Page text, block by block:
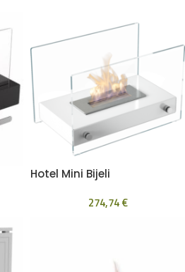
Hotel Mini Bijeli
274,74€